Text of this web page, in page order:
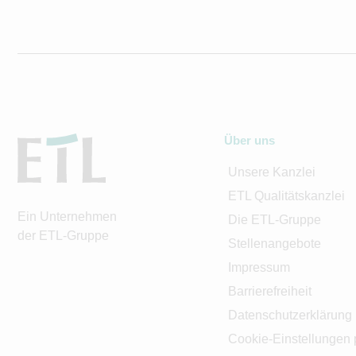
Ein Unternehmen
der ETL-Gruppe
Über uns
Unsere Kanzlei
ETL Qualitätskanzlei
Die ETL-Gruppe
Stellenangebote
Impressum
Barrierefreiheit
Datenschutzerklärung
Cookie-Einstellungen